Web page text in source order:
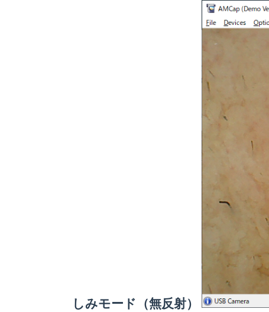
しみモード（無反射）